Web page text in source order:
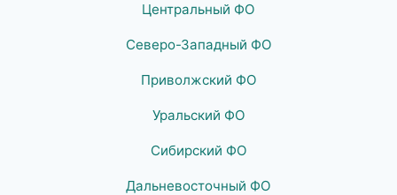
Центральный ФО
Северо-Западный ФО
Приволжский ФО
Уральский ФО
Сибирский ФО
Дальневосточный ФО